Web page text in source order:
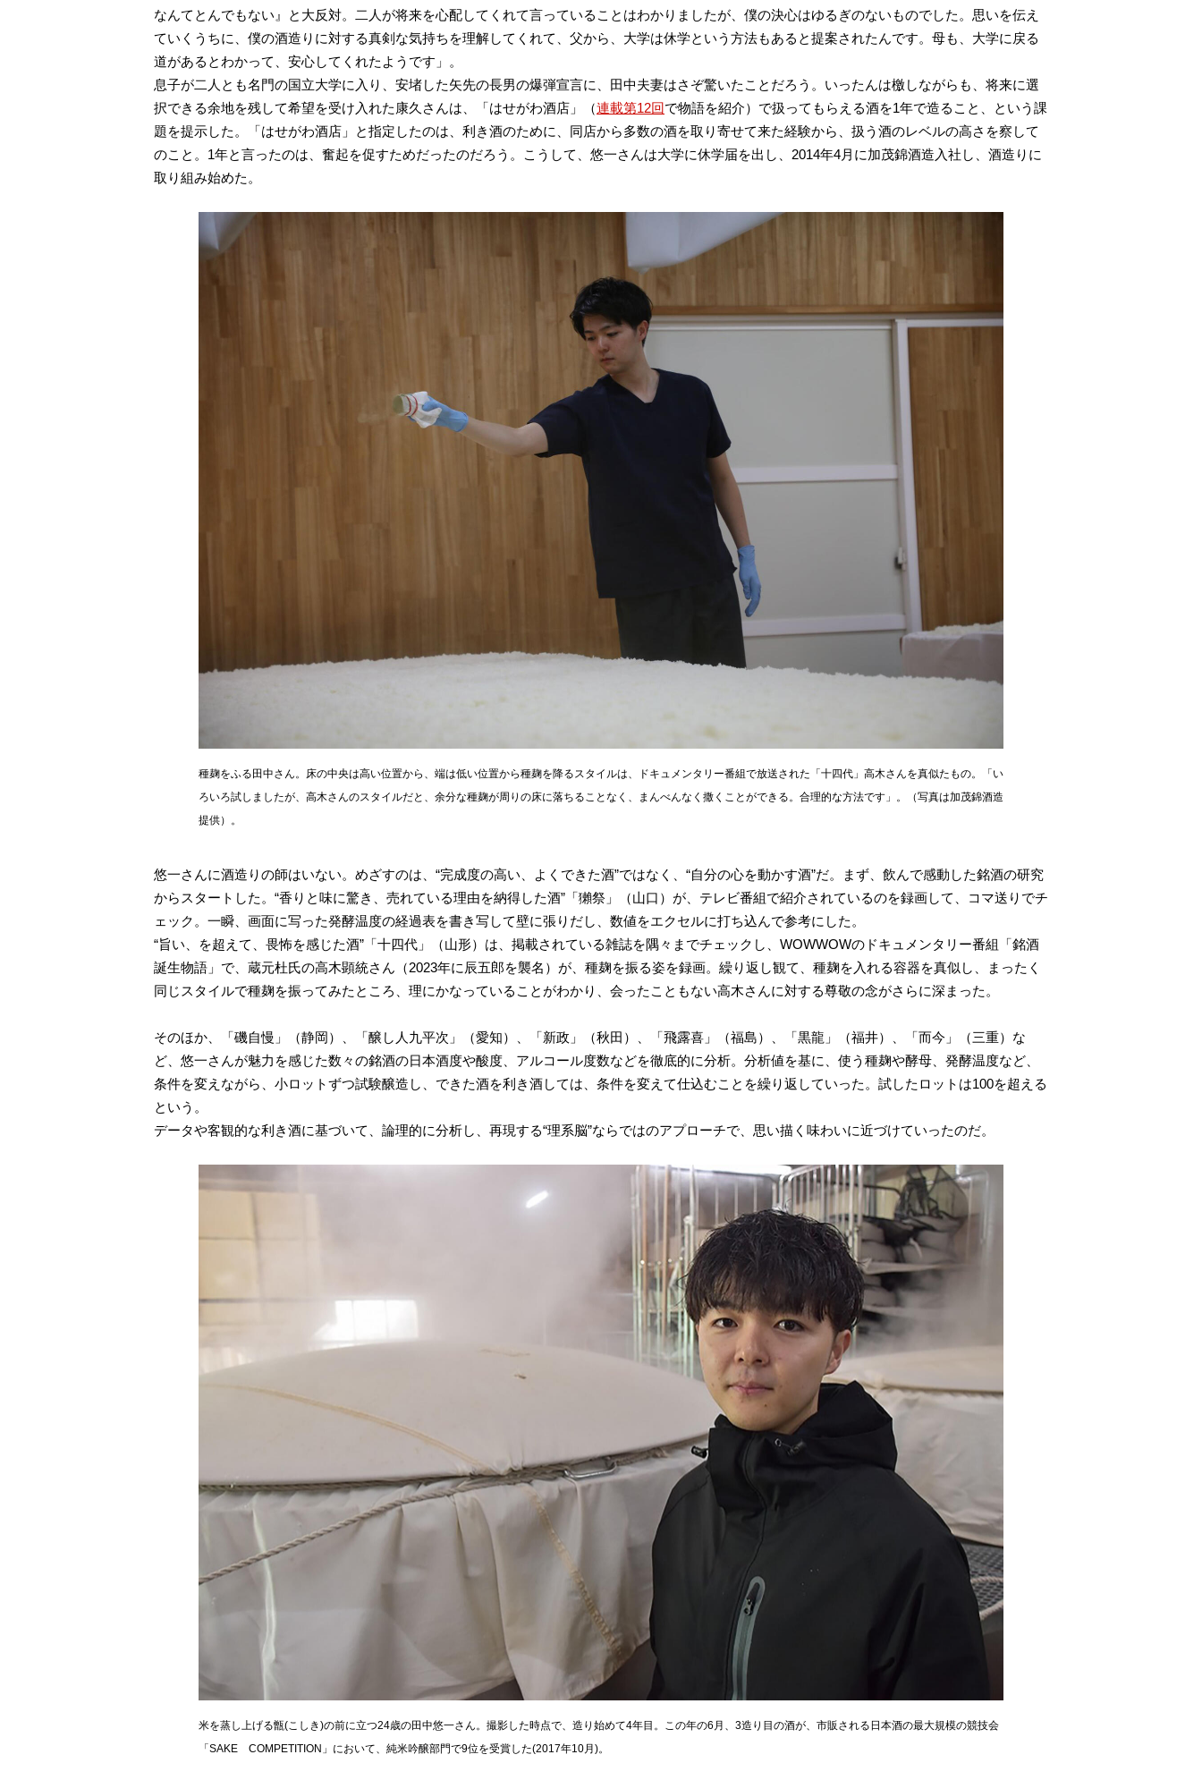
なんてとんでもない』と大反対。二人が将来を心配してくれて言っていることはわかりましたが、僕の決心はゆるぎのないものでした。思いを伝え
ていくうちに、僕の酒造りに対する真剣な気持ちを理解してくれて、父から、大学は休学という方法もあると提案されたんです。母も、大学に戻る
道があるとわかって、安心してくれたようです」。
息子が二人とも名門の国立大学に入り、安堵した矢先の長男の爆弾宣言に、田中夫妻はさぞ驚いたことだろう。いったんは檄しながらも、将来に選
択できる余地を残して希望を受け入れた康久さんは、「はせがわ酒店」（連載第12回で物語を紹介）で扱ってもらえる酒を1年で造ること、という課
題を提示した。「はせがわ酒店」と指定したのは、利き酒のために、同店から多数の酒を取り寄せて来た経験から、扱う酒のレベルの高さを察して
のこと。1年と言ったのは、奮起を促すためだったのだろう。こうして、悠一さんは大学に休学届を出し、2014年4月に加茂錦酒造入社し、酒造りに
取り組み始めた。
種麹をふる田中さん。床の中央は高い位置から、端は低い位置から種麹を降るスタイルは、ドキュメンタリー番組で放送された「十四代」高木さんを真似たもの。「い
ろいろ試しましたが、高木さんのスタイルだと、余分な種麹が周りの床に落ちることなく、まんべんなく撒くことができる。合理的な方法です」。（写真は加茂錦酒造
提供）。
悠一さんに酒造りの師はいない。めざすのは、“完成度の高い、よくできた酒”ではなく、“自分の心を動かす酒”だ。まず、飲んで感動した銘酒の研究
からスタートした。“香りと味に驚き、売れている理由を納得した酒”「獺祭」（山口）が、テレビ番組で紹介されているのを録画して、コマ送りでチ
ェック。一瞬、画面に写った発酵温度の経過表を書き写して壁に張りだし、数値をエクセルに打ち込んで参考にした。
“旨い、を超えて、畏怖を感じた酒”「十四代」（山形）は、掲載されている雑誌を隅々までチェックし、WOWWOWのドキュメンタリー番組「銘酒
誕生物語」で、蔵元杜氏の高木顕統さん（2023年に辰五郎を襲名）が、種麹を振る姿を録画。繰り返し観て、種麹を入れる容器を真似し、まったく
同じスタイルで種麹を振ってみたところ、理にかなっていることがわかり、会ったこともない高木さんに対する尊敬の念がさらに深まった。
そのほか、「磯自慢」（静岡）、「醸し人九平次」（愛知）、「新政」（秋田）、「飛露喜」（福島）、「黒龍」（福井）、「而今」（三重）な
ど、悠一さんが魅力を感じた数々の銘酒の日本酒度や酸度、アルコール度数などを徹底的に分析。分析値を基に、使う種麹や酵母、発酵温度など、
条件を変えながら、小ロットずつ試験醸造し、できた酒を利き酒しては、条件を変えて仕込むことを繰り返していった。試したロットは100を超える
という。
データや客観的な利き酒に基づいて、論理的に分析し、再現する“理系脳”ならではのアプローチで、思い描く味わいに近づけていったのだ。
米を蒸し上げる甑(こしき)の前に立つ24歳の田中悠一さん。撮影した時点で、造り始めて4年目。この年の6月、3造り目の酒が、市販される日本酒の最大規模の競技会
「SAKE COMPETITION」において、純米吟醸部門で9位を受賞した(2017年10月)。